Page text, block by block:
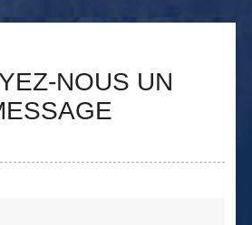
NOUS UN